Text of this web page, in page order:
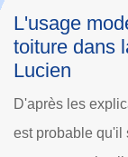
Les
toiture à
60112
Les couvreurs